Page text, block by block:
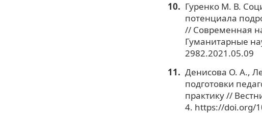
Гуренко М. В.
потенциала
// Современная
Гуманитарные
2982.2021.05.09
Денисова О. А.,
подготовки
практику //
4. https://doi.org/